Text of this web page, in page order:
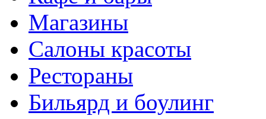
Магазины
Салоны красоты
Рестораны
Бильярд и боулинг